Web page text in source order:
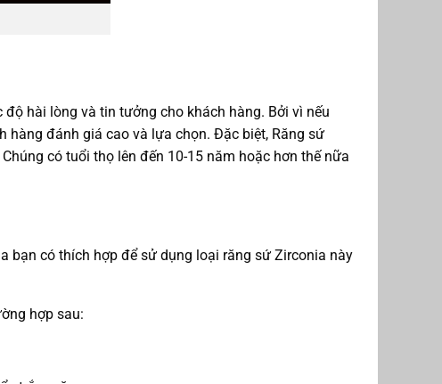
hài lòng và tin tưởng cho khách hàng. Bởi vì nếu
đánh giá cao và lựa chọn. Đặc biệt, Răng sứ
có tuổi thọ lên đến 10-15 năm hoặc hơn thế nữa
bạn có thích hợp để sử dụng loại răng sứ Zirconia này
hợp sau: